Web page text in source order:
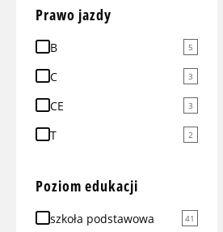
Prawo jazdy
B 5
C 3
CE 3
T 2
Poziom edukacji
szkoła podstawowa 41